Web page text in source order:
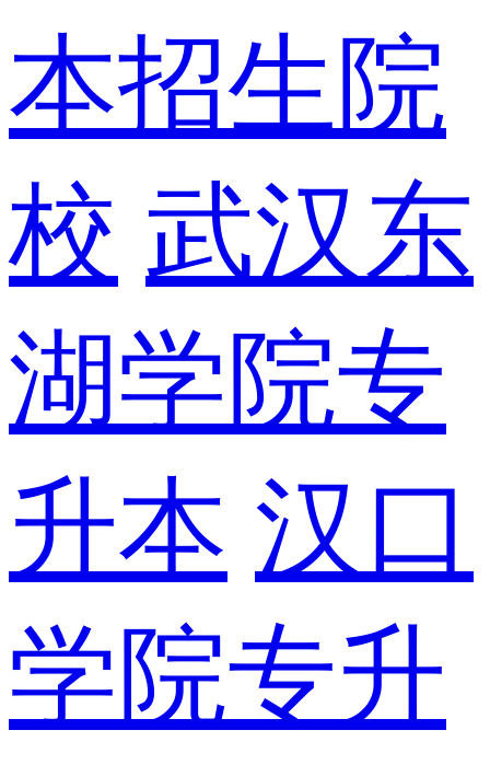
本招生院
校 武汉东
湖学院专
升本 汉口
学院专升